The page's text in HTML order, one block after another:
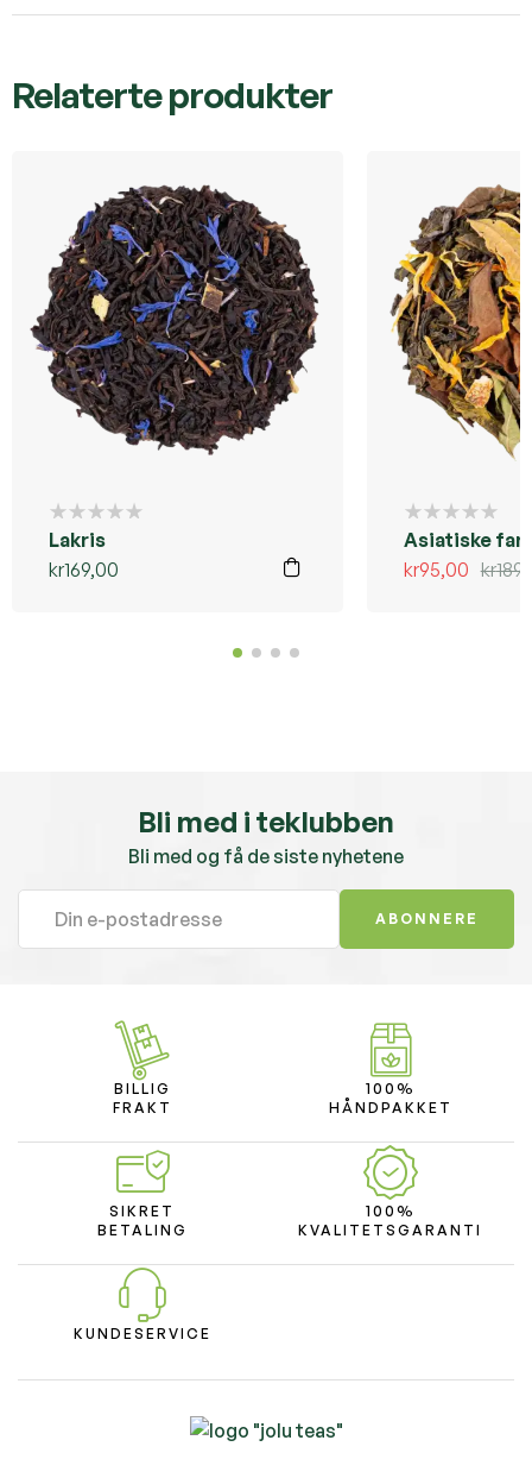
Relaterte produkter
Lakris
kr169,00
Asiatiske
kr
kr95,00
Bli med i teklubben
Bli med og få de siste nyhetene
ABONNERE
BILLIG
FRAKT
100%
HÅNDPAKKET
SIKRET
BETALING
100%
KVALITETSGARANTI
KUNDESERVICE